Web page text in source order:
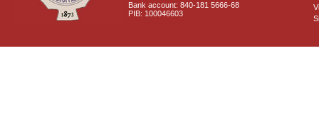
Bank account: 840-181 5666-68
PIB: 100046603